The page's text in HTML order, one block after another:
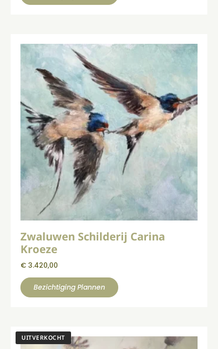
Zwaluwen Schilderij Carina
Kroeze
€ 3.420,00
Bezichtiging Plannen